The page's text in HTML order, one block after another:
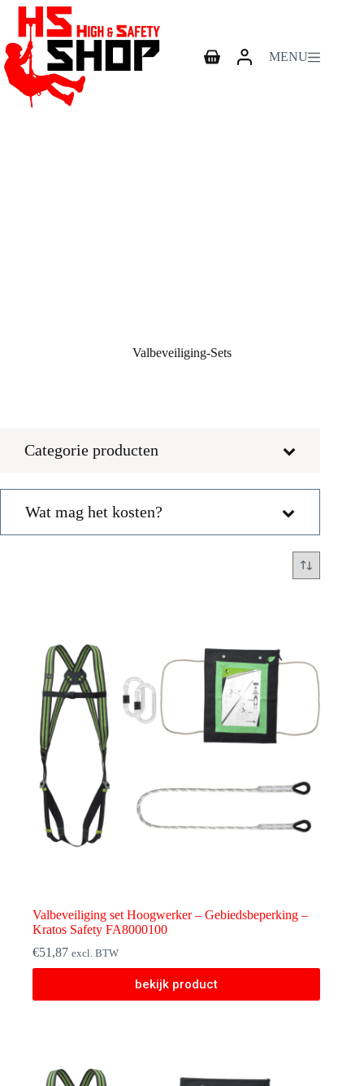
inhoud
WinkelwagenMENU
Valbeveiliging-Sets
Valbeveiliging set Hoogwerker – Gebiedsbeperking –
Kratos Safety FA8000100
€51,87 excl. BTW
bekijk product
Categorie producten
Wat mag het kosten?